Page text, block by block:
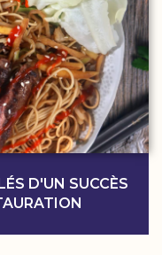
D'UN SUCCÈS